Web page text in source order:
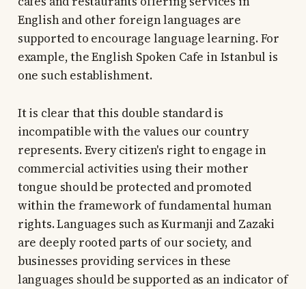
English and other foreign languages are
supported to encourage language learning. For
example, the English Spoken Cafe in Istanbul is
one such establishment.
It is clear that this double standard is
incompatible with the values our country
represents. Every citizen's right to engage in
commercial activities using their mother
tongue should be protected and promoted
within the framework of fundamental human
rights. Languages such as Kurmanji and Zazaki
are deeply rooted parts of our society, and
businesses providing services in these
languages should be supported as an indicator of